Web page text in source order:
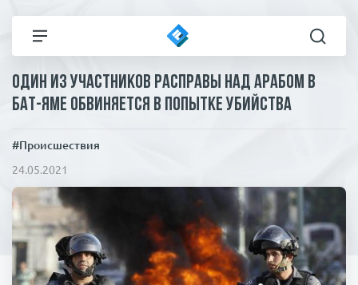
Все новости
Экономика
Общество
Технологии
Пресса
Статьи
Один из участников расправы над арабом в
Бат-Яме обвиняется в попытке убийства
#Происшествия
24.05.2021